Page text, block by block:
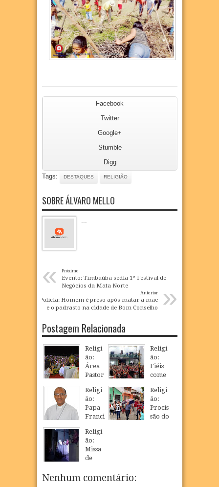
Facebook
Twitter
Google+
Stumble
Digg
Tags:
DESTAQUES RELIGIÃO
SOBRE ÁLVARO MELLO
...
« Próximo
Evento: Timbaúba sedia 1º Festival de
Negócios da Mata Norte
»
Anterior
Polícia: Homem é preso após matar a mãe
e o padrasto na cidade de Bom Conselho
Postagem Relacionada
Religi
ão:
Área
Pastor
realiz
ou o
3º
Congr
esso
de
Louvo
r,
Missão
Religi
ão:
Fiéis
come
m a
festa
de
Pentec
Religi
ão:
Papa
Franci
nomei
a Pe.
Limac
êdo
bispo
Religi
ão:
Procis
são do
Religi
ão:
Missa
de
ramen
Nenhum comentário: